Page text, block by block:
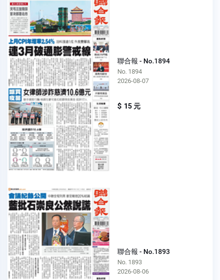
聯合報 - No.1894
No. 1894
2026-08-07
$ 15 元
聯合報 - No.1893
No. 1893
2026-08-06